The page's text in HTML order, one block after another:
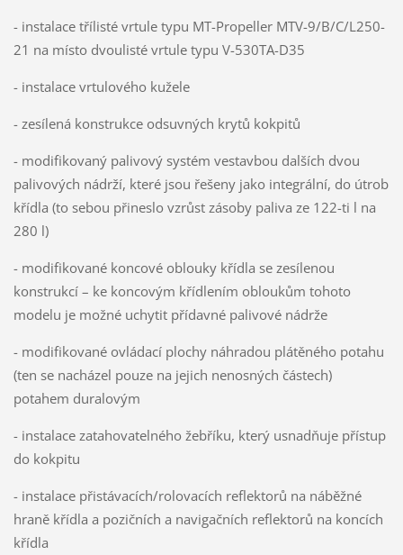
- instalace třílisté vrtule typu MT-Propeller MTV-9/B/C/L250-
21 na místo dvoulisté vrtule typu V-530TA-D35
- instalace vrtulového kužele
- zesílená konstrukce odsuvných krytů kokpitů
- modifikovaný palivový systém vestavbou dalších dvou
palivových nádrží, které jsou řešeny jako integrální, do útrob
křídla (to sebou přineslo vzrůst zásoby paliva ze 122-ti l na
280 l)
- modifikované koncové oblouky křídla se zesílenou
konstrukcí – ke koncovým křídlením obloukům tohoto
modelu je možné uchytit přídavné palivové nádrže
- modifikované ovládací plochy náhradou plátěného potahu
(ten se nacházel pouze na jejich nenosných částech)
potahem duralovým
- instalace zatahovatelného žebříku, který usnadňuje přístup
do kokpitu
- instalace přistávacích/rolovacích reflektorů na náběžné
hraně křídla a pozičních a navigačních reflektorů na koncích
křídla